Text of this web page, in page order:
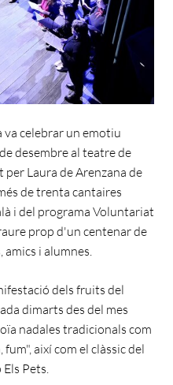
va celebrar un emotiu
desembre al teatre de
Laura de Arenzana de
de trenta cantaires
i del programa Voluntariat
prop d'un centenar de
i alumnes.
dels fruits del
dimarts des del mes
nadales tradicionals com
així com el clàssic del
Pets.